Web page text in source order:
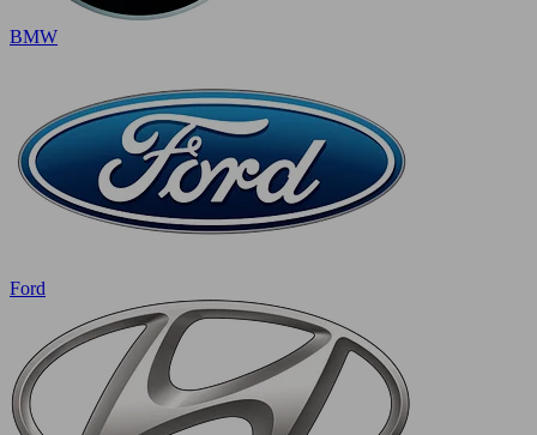
BMW
Ford